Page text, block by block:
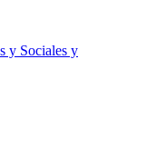
y Sociales y